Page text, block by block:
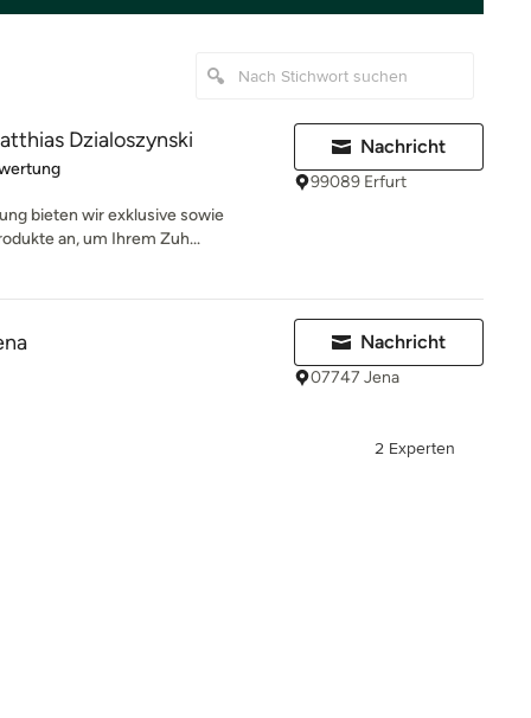
Dzialoszynski
5 von 5 Sternen
bieten wir exklusive sowie
an, um Ihrem Zuh...
Nachricht
99089 Erfurt
Nachricht
07747 Jena
2 Experten